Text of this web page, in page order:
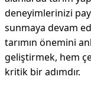
deneyimlerinizi
sunmaya devam
tarımın önemini
geliştirmek, hem
kritik bir adımdır.